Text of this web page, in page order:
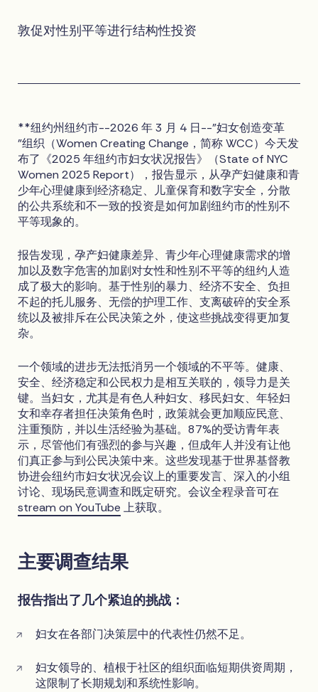
敦促对性别平等进行结构性投资
**纽约州纽约市--2026 年 3 月 4 日--"妇女创造变革
"组织（Women Creating Change，简称 WCC）今天发
布了《2025 年纽约市妇女状况报告》（State of NYC
Women 2025 Report），报告显示，从孕产妇健康和青
少年心理健康到经济稳定、儿童保育和数字安全，分散
的公共系统和不一致的投资是如何加剧纽约市的性别不
平等现象的。
报告发现，孕产妇健康差异、青少年心理健康需求的增
加以及数字危害的加剧对女性和性别不平等的纽约人造
成了极大的影响。基于性别的暴力、经济不安全、负担
不起的托儿服务、无偿的护理工作、支离破碎的安全系
统以及被排斥在公民决策之外，使这些挑战变得更加复
杂。
一个领域的进步无法抵消另一个领域的不平等。健康、
安全、经济稳定和公民权力是相互关联的，领导力是关
键。当妇女，尤其是有色人种妇女、移民妇女、年轻妇
女和幸存者担任决策角色时，政策就会更加顺应民意、
注重预防，并以生活经验为基础。87%的受访青年表
示，尽管他们有强烈的参与兴趣，但成年人并没有让他
们真正参与到公民决策中来。这些发现基于世界基督教
协进会纽约市妇女状况会议上的重要发言、深入的小组
讨论、现场民意调查和既定研究。会议全程录音可在
stream on YouTube 上获取。
主要调查结果
报告指出了几个紧迫的挑战：
妇女在各部门决策层中的代表性仍然不足。
妇女领导的、植根于社区的组织面临短期供资周期，
这限制了长期规划和系统性影响。